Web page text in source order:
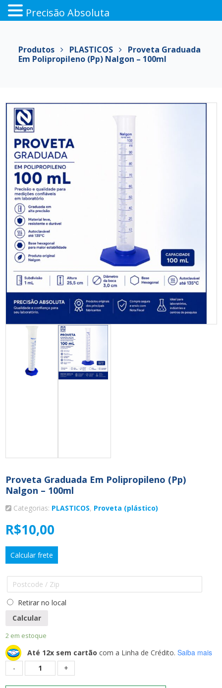
conteúdo
Produtos PLASTICOS
Proveta Graduada
Em Polipropileno (pp) Nalgon – 100ml
Proveta Graduada Em Polipropileno (pp)
Nalgon – 100ml
Categorias: PLASTICOS, Proveta (plástico)
R$10,00
Calcular frete
Retirar no local
Calcular
2 em estoque
Até 12x sem cartão com a Linha de Crédito. Saiba mais
Quantidade
Precisão Absoluta